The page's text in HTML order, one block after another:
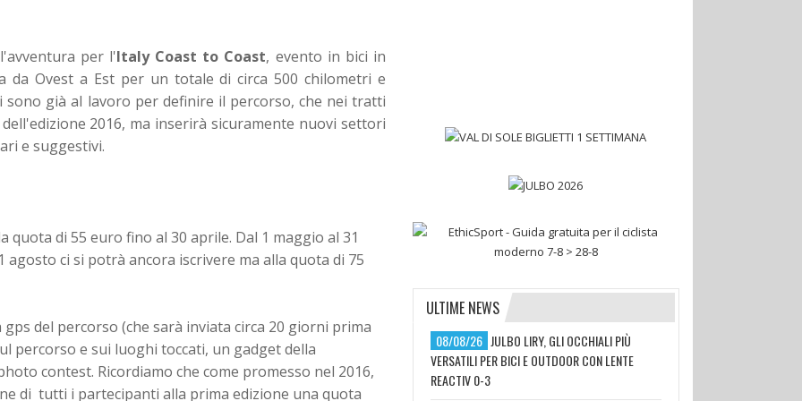
per l'Italy Coast to Coast, evento in bici in
da Ovest a Est per un totale di circa 500 chilometri e
sono già al lavoro per definire il percorso, che nei tratti
2016, ma inserirà sicuramente nuovi settori
e suggestivi.
di 55 euro fino al 30 aprile. Dal 1 maggio al 31
ci si potrà ancora iscrivere ma alla quota di 75
del percorso (che sarà inviata circa 20 giorni prima
percorso e sui luoghi toccati, un gadget della
contest. Ricordiamo che come promesso nel 2016,
di tutti i partecipanti alla prima edizione una quota
ULTIME NEWS
08/08/26 JULBO LIRY, GLI OCCHIALI PIÙ
VERSATILI PER BICI E OUTDOOR CON LENTE
REACTIV 0-3